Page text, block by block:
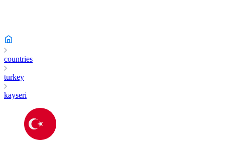
countries
turkey
kayseri